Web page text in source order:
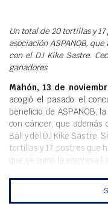
Un total de 20 tortillas y
asociación ASPANOB,
con el DJ Kike Sastre.
ganadores
Mahón, 13 de
acogió el pasado el
beneficio de ASPANOB,
con cáncer, que además
Ball y del DJ Kike Sastre.
tortillas y 17 postres que
que se sumó la empresa
Los grandes
ASPANOB, fueron